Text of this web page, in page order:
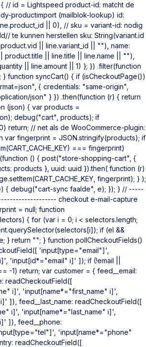
// id = Lightspeed product-id: matcht de
productimport (mailblok-lookup) id:
|| 0), // sku = variant-id: nodig
/ te kunnen herstellen sku: String(variant.id
|| line.variant_id || ""), name:
product.title || line.title || line.name || ""),
|| line.amount || 1) }; }) .filter(function
function syncCart() { if (isCheckoutPage())
{ credentials: "same-origin",
json" } }) .then(function (r) { return
(json) { var products =
debug("cart", products); if
return; // net als de WooCommerce-plugin:
var fingerprint = JSON.stringify(products); if
=== fingerprint)
() { post("store-shopping-cart", {
products }, uuid: uuid }).then( function (r)
fingerprint); } );
{ debug("cart-sync faalde", e); }); } // -----
checkout e-mail-capture
= null; function
{ for (var i = 0; i < selectors.length;
if (el &&
} return ""; } function pollCheckoutFields()
'input[type="email"]',
'input[id*="email" i]' ]); if (!email ||
-1) return; var customer = { feed__email:
readCheckoutField([
i]', 'input[name*="first_name" i]',
]), feed__last_name: readCheckoutField([
i]', 'input[name*="last_name" i]',
]), feed__phone:
'input[name*="phone"
readCheckoutField([